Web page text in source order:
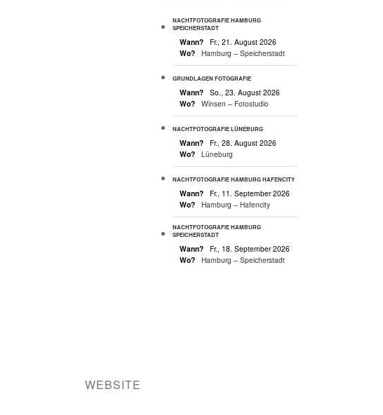
NACHTFOTOGRAFIE HAMBURG
SPEICHERSTADT
Wann?
Fr., 21. August 2026
Wo?
Hamburg – Speicherstadt
GRUNDLAGEN FOTOGRAFIE
Wann?
So., 23. August 2026
Wo?
Winsen – Fotostudio
NACHTFOTOGRAFIE LÜNEBURG
Wann?
Fr., 28. August 2026
Wo?
Lüneburg
NACHTFOTOGRAFIE HAMBURG HAFENCITY
Wann?
Fr., 11. September 2026
Wo?
Hamburg – Hafencity
NACHTFOTOGRAFIE HAMBURG
SPEICHERSTADT
Wann?
Fr., 18. September 2026
Wo?
Hamburg – Speicherstadt
WEBSITE